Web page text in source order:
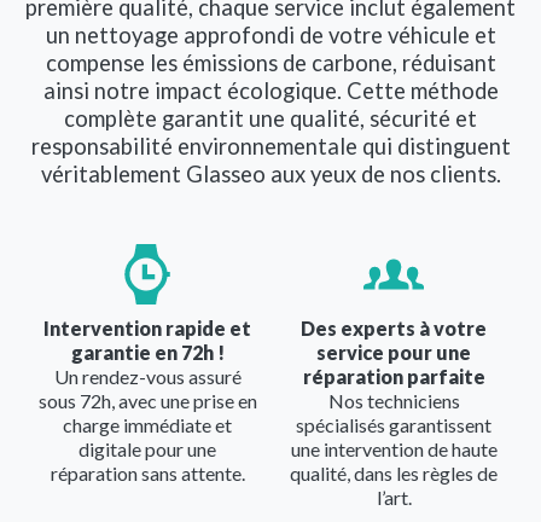
première qualité, chaque service inclut également
un nettoyage approfondi de votre véhicule et
compense les émissions de carbone, réduisant
ainsi notre impact écologique. Cette méthode
complète garantit une qualité, sécurité et
responsabilité environnementale qui distinguent
véritablement Glasseo aux yeux de nos clients.
Intervention rapide et
garantie en 72h !
Un rendez-vous assuré
sous 72h, avec une prise en
charge immédiate et
digitale pour une
réparation sans attente.
Des experts à votre
service pour une
réparation parfaite
Nos techniciens
spécialisés garantissent
une intervention de haute
qualité, dans les règles de
l’art.